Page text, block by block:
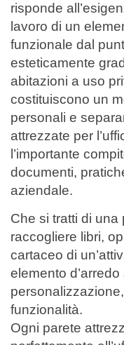
risponde
lavoro di un
funzionale dal
esteticamente
abitazioni a uso
costituiscono un
personali e
attrezzate per
l’importante
documenti,
aziendale.
Che si tratti di
raccogliere libri,
cartaceo di
elemento
funzionalità.
Ogni parete